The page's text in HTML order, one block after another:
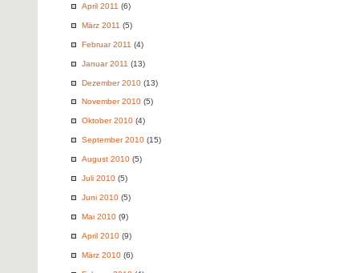
April 2011 (6)
März 2011 (5)
Februar 2011 (4)
Januar 2011 (13)
Dezember 2010 (13)
November 2010 (5)
Oktober 2010 (4)
September 2010 (15)
August 2010 (5)
Juli 2010 (5)
Juni 2010 (5)
Mai 2010 (9)
April 2010 (9)
März 2010 (6)